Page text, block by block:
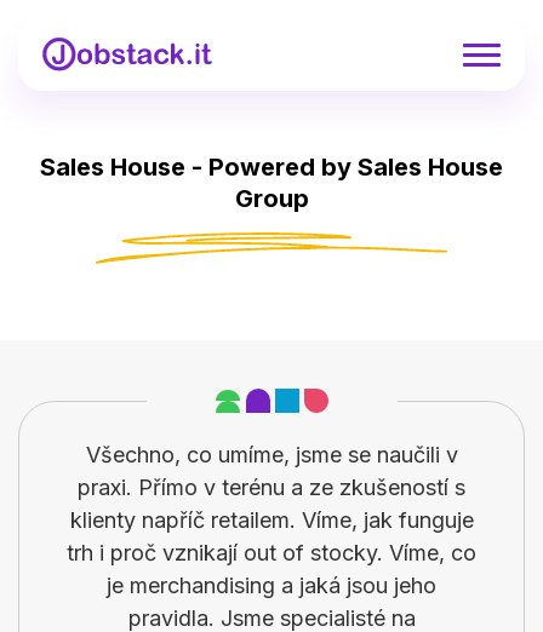
Sales House - Powered by Sales House
Group
Všechno, co umíme, jsme se naučili v
praxi. Přímo v terénu a ze zkušeností s
klienty napříč retailem. Víme, jak funguje
trh i proč vznikají out of stocky. Víme, co
je merchandising a jaká jsou jeho
pravidla. Jsme specialisté na